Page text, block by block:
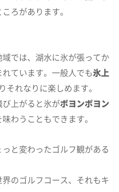
ろがあります。
では、湖水に氷が張ってか
れています。一般人でも氷上
それなりに楽しめます。
上がると氷がボヨンボヨン
わうこともできます。
と変わったゴルフ観がある
のゴルフコース、それもキ